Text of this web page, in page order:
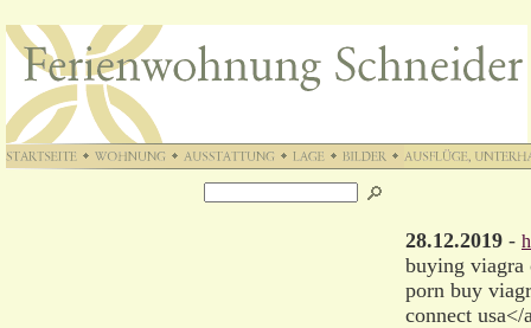
28.12.2019 -
buying viagra
porn buy
connect